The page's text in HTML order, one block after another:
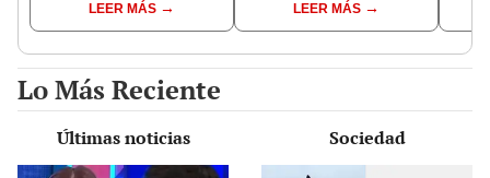
producción de mango y
palta
LEER MÁS
del 6 de agosto
LEER MÁS
este
Lo Más Reciente
Últimas noticias Sociedad